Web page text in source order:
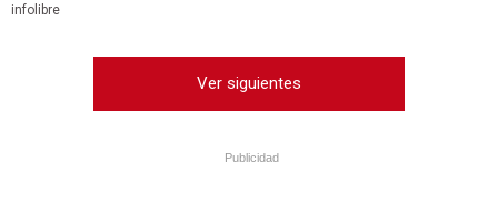
infolibre
Ver siguientes
Publicidad